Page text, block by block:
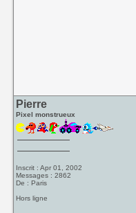
Pierre
Pixel monstrueux
Inscrit : Apr 01, 2002
Messages : 2862
De : Paris
Hors ligne